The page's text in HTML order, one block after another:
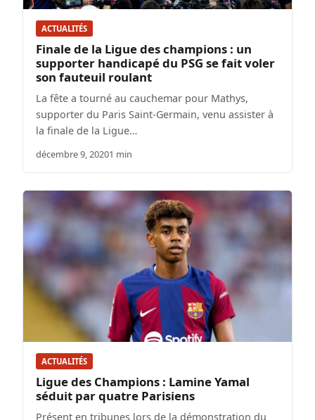
ACTUALITÉS
Finale de la Ligue des champions : un
supporter handicapé du PSG se fait voler
son fauteuil roulant
La fête a tourné au cauchemar pour Mathys,
supporter du Paris Saint-Germain, venu assister à
la finale de la Ligue…
décembre 9, 20201 min
ACTUALITÉS
Ligue des Champions : Lamine Yamal
séduit par quatre Parisiens
Présent en tribunes lors de la démonstration du